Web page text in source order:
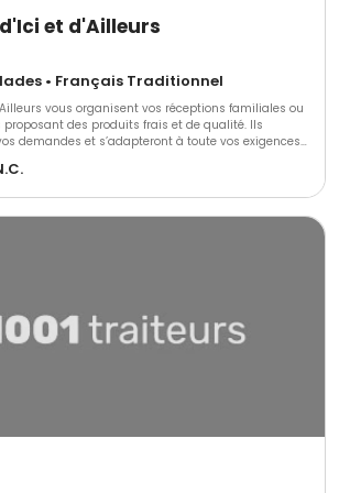
et d'Ailleurs
• Français Traditionnel
vous organisent vos réceptions familiales ou
proposant des produits frais et de qualité. Ils
demandes et s’adapteront à toute vos exigences.
et fait maison. Vous pourrez découvrir les
déplacent directement sur le lieu que vous aurez